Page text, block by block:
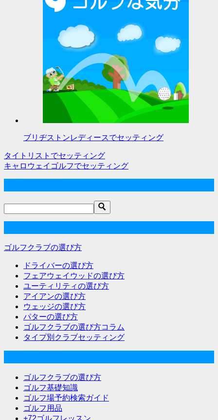
ブリヂストンレディースでセッティング
投
稿
ビ
ー
タイトリストでセッティング
キャロウェイゴルフでセッティング
ゴルフクラブの選び方
ドライバーの選び方
フェアウェイウッドの選び方
ユーティリティの選び方
アイアンの選び方
ウェッジの選び方
パターの選び方
ゴルフクラブの選び方コラム
タイプ別クラブセッティング
ゴルフクラブの選び方
ゴルフ基礎知識
ゴルフ場予約検索ガイド
ゴルフ用品
+72ゴルフレッスン